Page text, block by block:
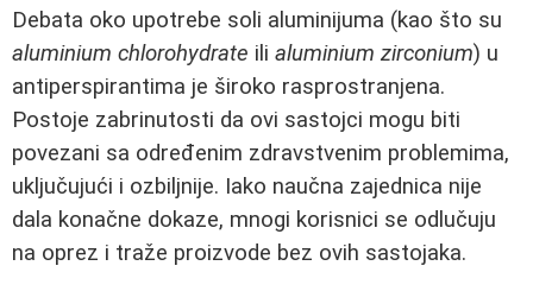
Debata oko upotrebe soli aluminijuma (kao što su
aluminium chlorohydrate ili aluminium zirconium) u
antiperspirantima je široko rasprostranjena.
Postoje zabrinutosti da ovi sastojci mogu biti
povezani sa određenim zdravstvenim problemima,
uključujući i ozbiljnije. Iako naučna zajednica nije
dala konačne dokaze, mnogi korisnici se odlučuju
na oprez i traže proizvode bez ovih sastojaka.